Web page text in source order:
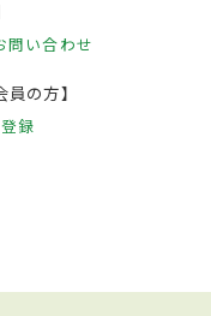
問い合わせ
の方】
録